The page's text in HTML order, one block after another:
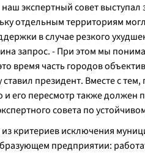
экспертный совет
отдельным территориям
в случае резкого
запрос. -При этом мы
время часть городов
ставил президент. Вместе с
и его пересмотр также должен
совета по
критериев исключения
предприятии: